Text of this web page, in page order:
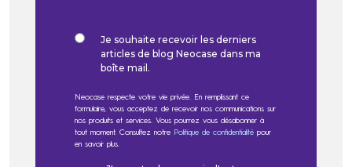
Je souhaite recevoir les derniers
articles de blog Neocase dans ma
boîte mail.
Neocase respecte votre vie privée. En remplissant ce
formulaire, vous acceptez de recevoir nos communications sur
nos produits et services. Vous pourrez vous désabonner à
tout moment. Consultez notre Politique de confidentialitépour
en savoir plus.